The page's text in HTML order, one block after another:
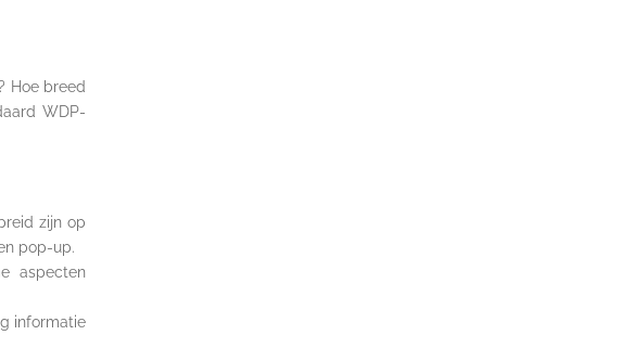
Hoe breed
WDP-
zijn op
pop-up.
aspecten
informatie